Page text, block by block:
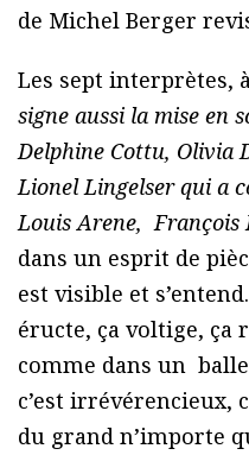
de Michel Berger
Les sept interprètes,
signe aussi la mise en
Delphine Cottu, Olivia
Lionel Lingelser qui a
Louis Arene, François
dans un esprit de
est visible et
éructe, ça voltige, ça
comme dans un
c’est irrévérencieux,
du grand n’importe